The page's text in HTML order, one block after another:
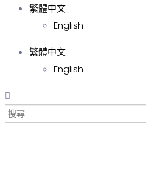
繁體中文
English
繁體中文
English